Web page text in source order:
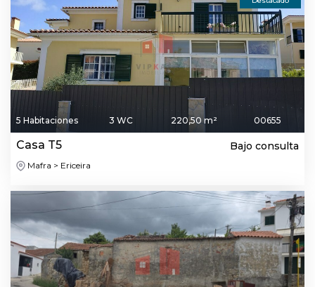
5 Habitaciones 3 WC 220,50 m² 00655
Casa T5 Bajo consulta
Mafra > Ericeira